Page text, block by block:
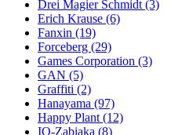
Drei Magier Schmidt (3)
Erich Krause (6)
Fanxin (19)
Forceberg (29)
Games Corporation (3)
GAN (5)
Graffiti (2)
Hanayama (97)
Happy Plant (12)
IQ-Zabiaka (8)